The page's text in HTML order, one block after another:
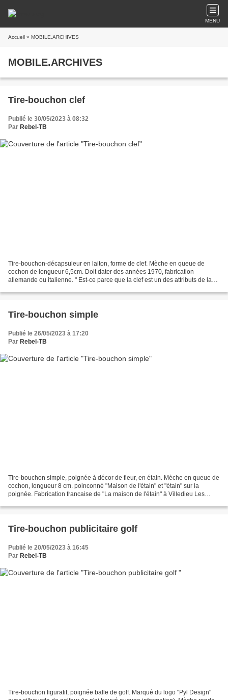
MENU
Accueil » MOBILE.ARCHIVES
MOBILE.ARCHIVES
Tire-bouchon clef
Publié le 30/05/2023 à 08:32
Par Rebel-TB
Tire-bouchon-décapsuleur en laiton, forme de clef. Mèche en queue de
cochon de longueur 6,5cm. Doit dater des années 1970, fabrication
allemande ou italienne. " Est-ce parce que la clef est un des attributs de la
Tire-bouchon simple
Publié le 26/05/2023 à 17:20
Par Rebel-TB
Tire-bouchon simple, poignée à décor de fleur, en étain. Mèche en queue de
cochon, longueur 8 cm. poinconné "Maison de l'étain" et "étain" sur la
poignée. Fabrication francaise de "La maison de l'étain" à Villedieu Les
Tire-bouchon publicitaire golf
Publié le 20/05/2023 à 16:45
Par Rebel-TB
Tire-bouchon figuratif, poignée balle de golf. Marqué du logo "Pyl Design"